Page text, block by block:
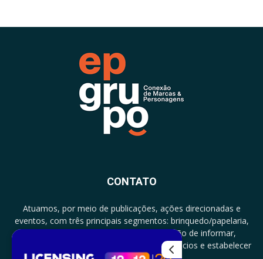
CONTATO
Atuamos, por meio de publicações, ações direcionadas e
eventos, com três principais segmentos: brinquedo/papelaria,
licenciamento e zero a três com a missão de informar,
documentar, proporcionar encontro de negócios e estabelecer